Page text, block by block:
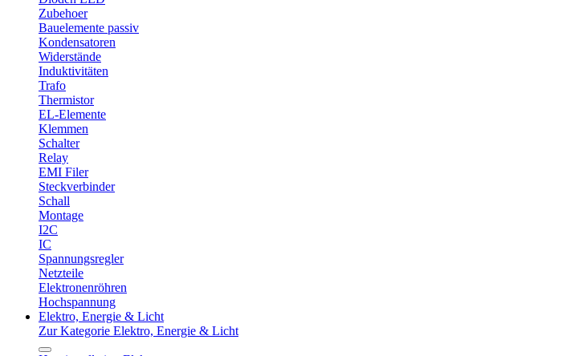
Zubehoer
Bauelemente passiv
Kondensatoren
Widerstände
Induktivitäten
Trafo
Thermistor
EL-Elemente
Klemmen
Schalter
Relay
EMI Filer
Steckverbinder
Schall
Montage
I2C
IC
Spannungsregler
Netzteile
Elektronenröhren
Hochspannung
Elektro, Energie & Licht
Zur Kategorie Elektro, Energie & Licht